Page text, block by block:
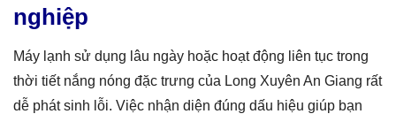
nghiệp
Máy lạnh sử dụng lâu ngày hoặc hoạt động liên tục trong
thời tiết nắng nóng đặc trưng của Long Xuyên An Giang rất
dễ phát sinh lỗi. Việc nhận diện đúng dấu hiệu giúp bạn